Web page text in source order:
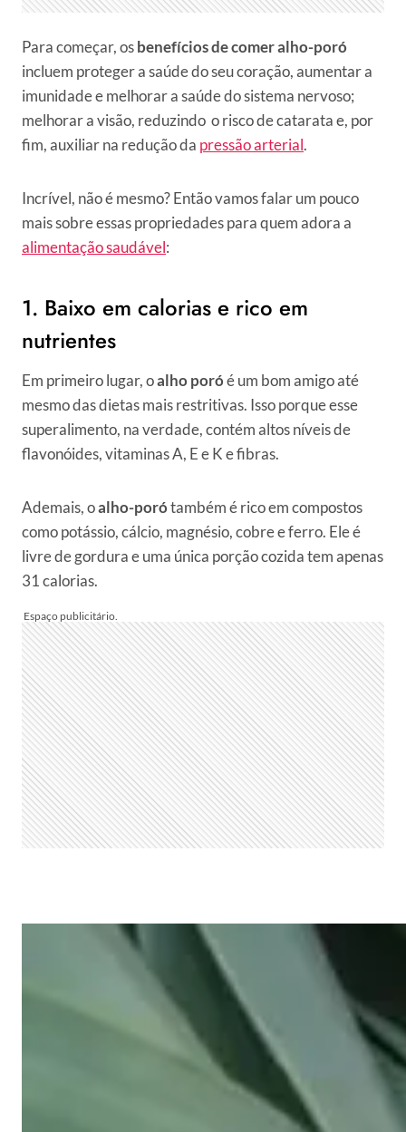
Para começar, osbenefícios de comer alho-poró
incluem proteger a saúde do seu coração, aumentar a
imunidade e melhorar a saúde do sistema nervoso;
melhorar a visão, reduzindo o risco de catarata e, por
fim, auxiliar na redução da pressão arterial.
Incrível, não é mesmo? Então vamos falar um pouco
mais sobre essas propriedades para quem adora a
alimentação saudável:
1. Baixo em calorias e rico em
nutrientes
Em primeiro lugar, oalho poróé um bom amigo até
mesmo das dietas mais restritivas. Isso porque esse
superalimento, na verdade, contém altos níveis de
flavonóides, vitaminas A, E e K e fibras.
Ademais, oalho-porótambém é rico em compostos
como potássio, cálcio, magnésio, cobre e ferro. Ele é
livre de gordura e uma única porção cozida tem apenas
31 calorias.